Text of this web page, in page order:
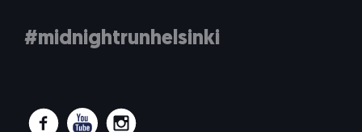
#midnightrunhelsinki